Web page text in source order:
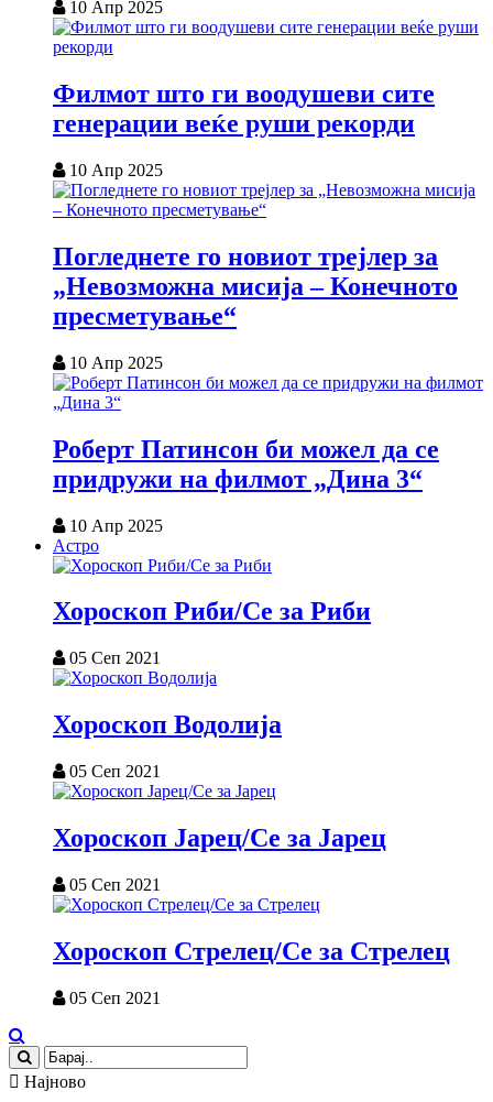
10 Апр 2025
Филмот што ги воодушеви сите
генерации веќе руши рекорди
10 Апр 2025
Погледнете го новиот трејлер за
„Невозможна мисија – Конечното
пресметување“
10 Апр 2025
Роберт Патинсон би можел да се
придружи на филмот „Дина 3“
10 Апр 2025
Астро
Хороскоп Риби/Се за Риби
05 Сеп 2021
Хороскоп Водолија
05 Сеп 2021
Хороскоп Јарец/Се за Јарец
05 Сеп 2021
Хороскоп Стрелец/Се за Стрелец
05 Сеп 2021
Најново